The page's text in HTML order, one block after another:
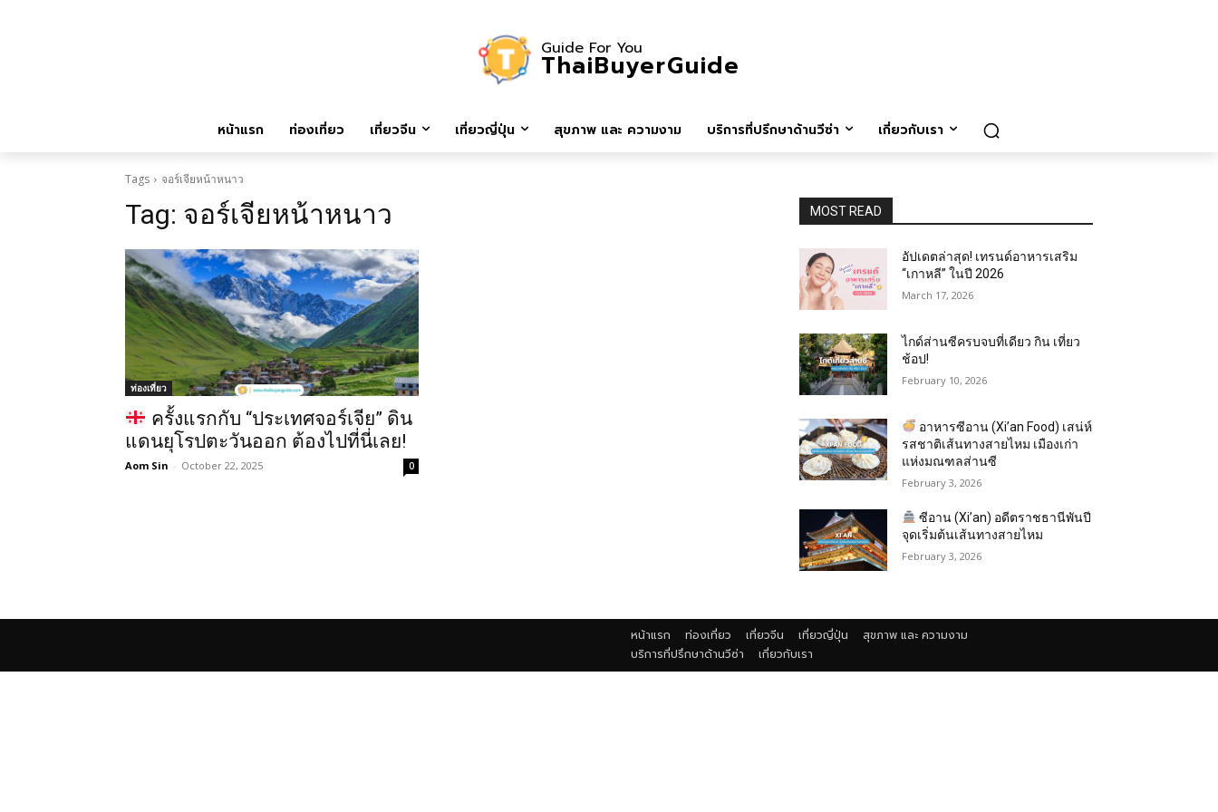
Guide For You
ThaiBuyerGuide
หน้าแรก ท่องเที่ยว เที่ยวจีน เที่ยวญี่ปุ่น สุขภาพ และ ความงาม บริการที่ปรึกษาด้านวีซ่า เกี่ยวกับเรา
Tags จอร์เจียหน้าหนาว
Tag: จอร์เจียหน้าหนาว
ท่องเที่ยว
ครั้งแรกกับ “ประเทศจอร์เจีย” ดิน
แดนยุโรปตะวันออก ต้องไปที่นี่เลย!
Aom Sin - October 22, 2025 0
MOST READ
อัปเดตล่าสุด! เทรนด์อาหารเสริม
“เกาหลี” ในปี 2026
March 17, 2026
ไกด์ส่านซีครบจบที่เดียว กิน เที่ยว
ช้อป!
February 10, 2026
อาหารซีอาน (Xi’an Food) เสน่ห์
รสชาติเส้นทางสายไหม เมืองเก่า
แห่งมณฑลส่านซี
February 3, 2026
ซีอาน (Xi’an) อดีตราชธานีพันปี
จุดเริ่มต้นเส้นทางสายไหม
February 3, 2026
หน้าแรก ท่องเที่ยว เที่ยวจีน เที่ยวญี่ปุ่น
สุขภาพ และ ความงาม
บริการที่ปรึกษาด้านวีซ่า
เกี่ยวกับเรา